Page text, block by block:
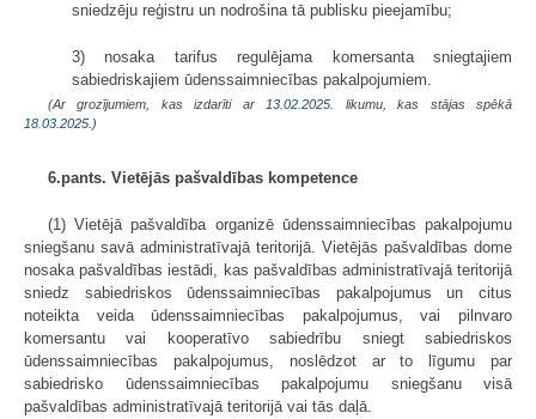
sniedzēju reģistru un nodrošina tā publisku pieejamību;
3) nosaka tarifus regulējama komersanta sniegtajiem
sabiedriskajiem ūdenssaimniecības pakalpojumiem.
(Ar grozījumiem, kas izdarīti ar13.02.2025. likumu, kas stājas spēkā
18.03.2025.)
6.pants. Vietējās pašvaldības kompetence
(1) Vietējā pašvaldība organizē ūdenssaimniecības pakalpojumu
sniegšanu savā administratīvajā teritorijā. Vietējās pašvaldības dome
nosaka pašvaldības iestādi, kas pašvaldības administratīvajā teritorijā
sniedz sabiedriskos ūdenssaimniecības pakalpojumus un citus
noteikta veida ūdenssaimniecības pakalpojumus, vai pilnvaro
komersantu vai kooperatīvo sabiedrību sniegt sabiedriskos
ūdenssaimniecības pakalpojumus, noslēdzot ar to līgumu par
sabiedrisko ūdenssaimniecības pakalpojumu sniegšanu visā
pašvaldības administratīvajā teritorijā vai tās daļā.